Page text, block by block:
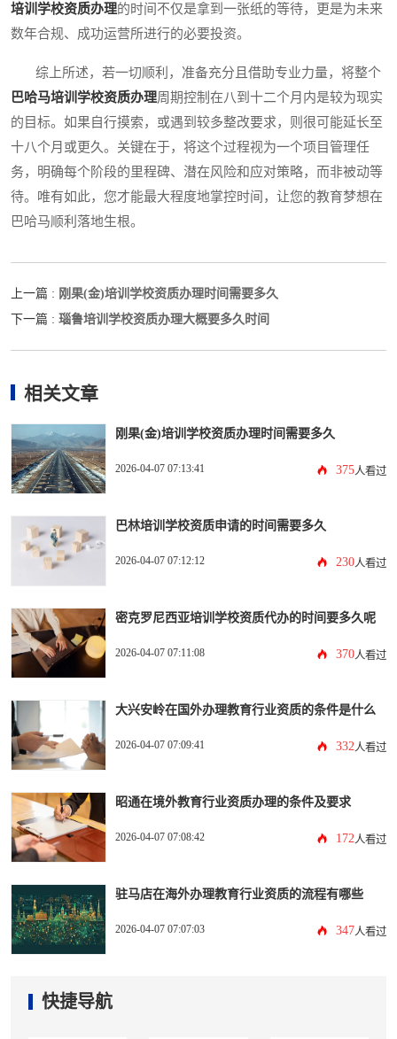
培训学校资质办理的时间不仅是拿到一张纸的等待，更是为未来
数年合规、成功运营所进行的必要投资。
综上所述，若一切顺利，准备充分且借助专业力量，将整个
巴哈马培训学校资质办理周期控制在八到十二个月内是较为现实
的目标。如果自行摸索，或遇到较多整改要求，则很可能延长至
十八个月或更久。关键在于，将这个过程视为一个项目管理任
务，明确每个阶段的里程碑、潜在风险和应对策略，而非被动等
待。唯有如此，您才能最大程度地掌控时间，让您的教育梦想在
巴哈马顺利落地生根。
上一篇 : 刚果(金)培训学校资质办理时间需要多久
下一篇 : 瑙鲁培训学校资质办理大概要多久时间
相关文章
刚果(金)培训学校资质办理时间需要多久
2026-04-07 07:13:41 375人看过
巴林培训学校资质申请的时间需要多久
2026-04-07 07:12:12 230人看过
密克罗尼西亚培训学校资质代办的时间要多久呢
2026-04-07 07:11:08 370人看过
大兴安岭在国外办理教育行业资质的条件是什么
2026-04-07 07:09:41 332 人看过
昭通在境外教育行业资质办理的条件及要求
2026-04-07 07:08:42 172 人看过
驻马店在海外办理教育行业资质的流程有哪些
2026-04-07 07:07:03 347人看过
快捷导航